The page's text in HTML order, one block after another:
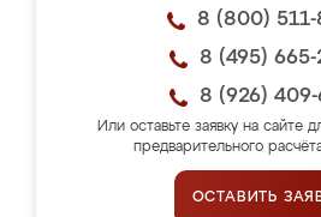
8 (800) 511-
8 (495) 665-
8 (926) 409-
Или оставьте заявку на сайте
предварительного
ОСТАВИТЬ